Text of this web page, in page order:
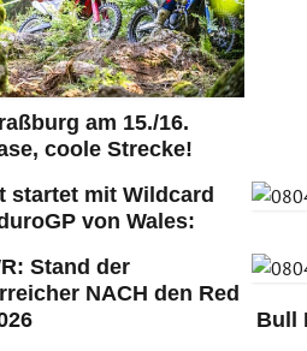
am 15./16.
coole Strecke!
startet mit Wildcard
von Wales:
Stand der
NACH den Red
Bull